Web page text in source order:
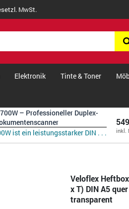
MwSt.
Elektronik Tinte & Toner
– Professioneller Duplex-
ist ein leistungsstarker DIN . . .
inkl.
Veloflex
x T) DIN A5
transparent